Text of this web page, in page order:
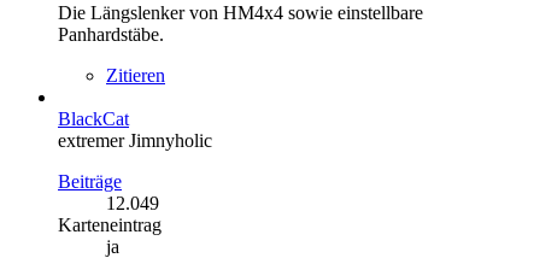
Die Längslenker von HM4x4 sowie einstellbare
Panhardstäbe.
Zitieren
BlackCat
extremer Jimnyholic
Beiträge
12.049
Karteneintrag
ja